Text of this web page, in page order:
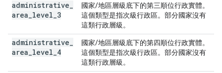
administrative
area level 3
國家/地區層級底下的第三順位行政實體。
這個類型是指次級行政區。部分國家沒有
這類行政層級。
administrative
area level 4
國家/地區層級底下的第四順位行政實體。
這個類型是指次級行政區。部分國家沒有
這類行政層級。